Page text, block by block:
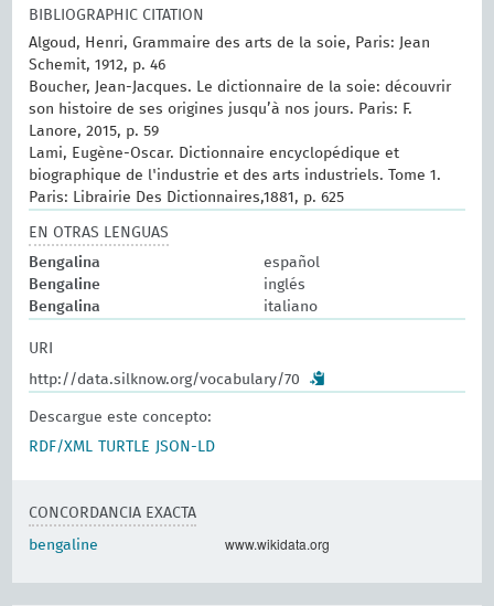
BIBLIOGRAPHIC CITATION
Algoud, Henri, Grammaire des arts de la soie, Paris: Jean
Schemit, 1912, p. 46
Boucher, Jean-Jacques. Le dictionnaire de la soie: découvrir
son histoire de ses origines jusqu’à nos jours. Paris: F.
Lanore, 2015, p. 59
Lami, Eugène-Oscar. Dictionnaire encyclopédique et
biographique de l'industrie et des arts industriels. Tome 1.
Paris: Librairie Des Dictionnaires,1881, p. 625
EN OTRAS LENGUAS
Bengalina
español
Bengaline
inglés
Bengalina
italiano
URI
http://data.silknow.org/vocabulary/70
Descargue este concepto:
RDF/XML
TURTLE JSON-LD
CONCORDANCIA EXACTA
bengaline www.wikidata.org